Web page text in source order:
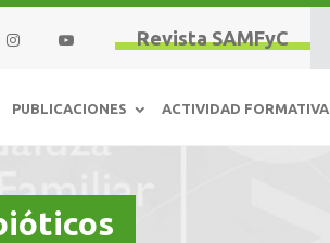
Revista SAMFyC
PUBLICACIONES ACTIVIDAD FORMATIVA